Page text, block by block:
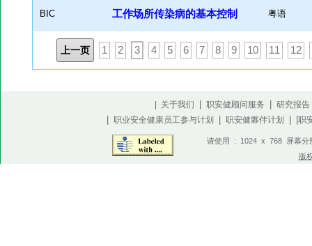
BIC 工作场所传染病的基本控制 粤语
上一页 1 2 3 4 5 6 7 8 9 10 11 12
| 关于我们 职安健顾问服务 研究报告
职业安全健康员工参与计划 职安健夥伴计划 职
请使用 : 1024 x 768 屏幕分
版